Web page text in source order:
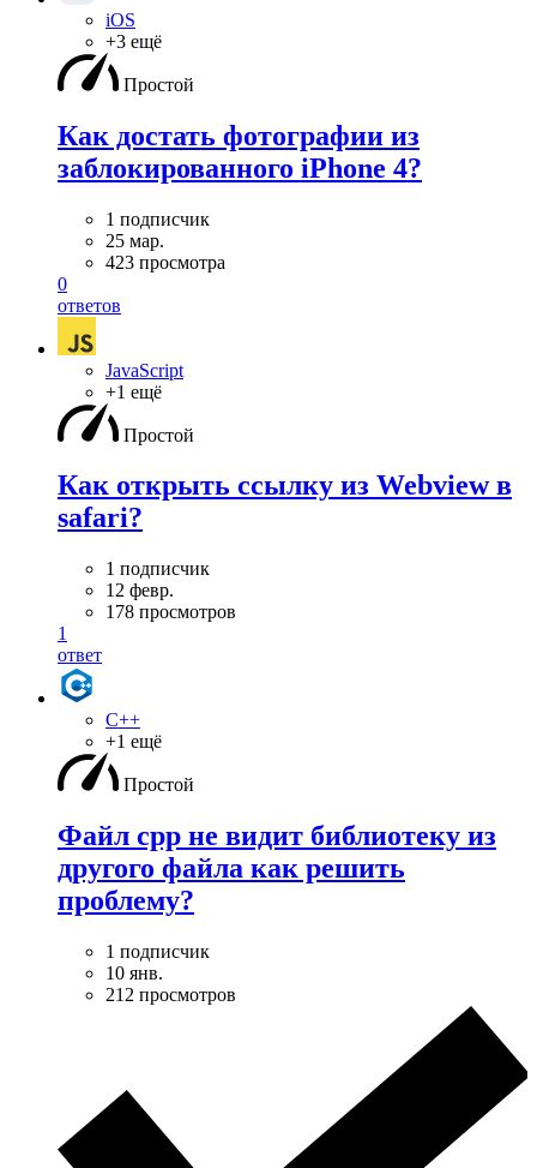
iOS
+3 ещё
Простой
Как достать фотографии из
заблокированного iPhone 4?
1 подписчик
25 мар.
423 просмотра
0
ответов
JavaScript
+1 ещё
Простой
Как открыть ссылку из Webview в
safari?
1 подписчик
12 февр.
178 просмотров
1
ответ
C++
+1 ещё
Простой
Файл cpp не видит библиотеку из
другого файла как решить
проблему?
1 подписчик
10 янв.
212 просмотров